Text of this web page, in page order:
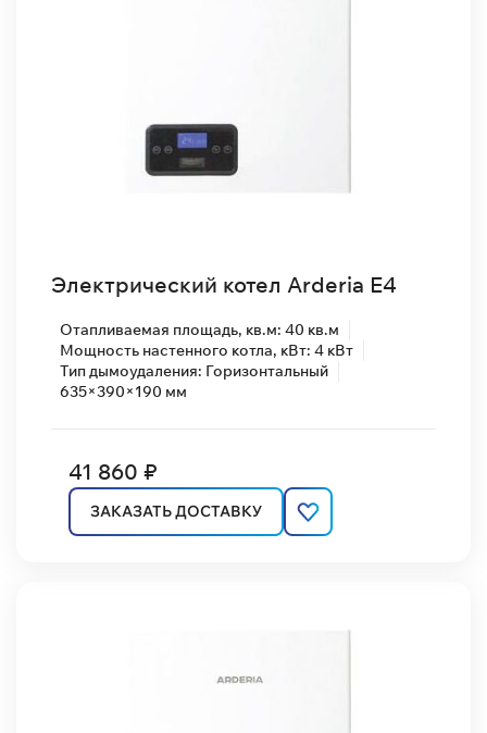
Электрический котел Arderia E4
Отапливаемая площадь, кв.м: 40 кв.м
Мощность настенного котла, кВт: 4 кВт
Тип дымоудаления: Горизонтальный
635×390×190 мм
41 860 ₽
ЗАКАЗАТЬ ДОСТАВКУ